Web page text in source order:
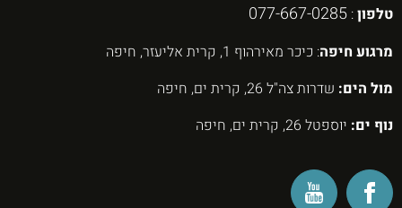
טלפון:
077-667-0285
מרגוע חיפה: כיכר מאירהוף 1, קרית אליעזר, חיפה
מול הים: שדרות צה"ל 26, קרית ים, חיפה
נוף ים: יוספטל 26, קרית ים, חיפה